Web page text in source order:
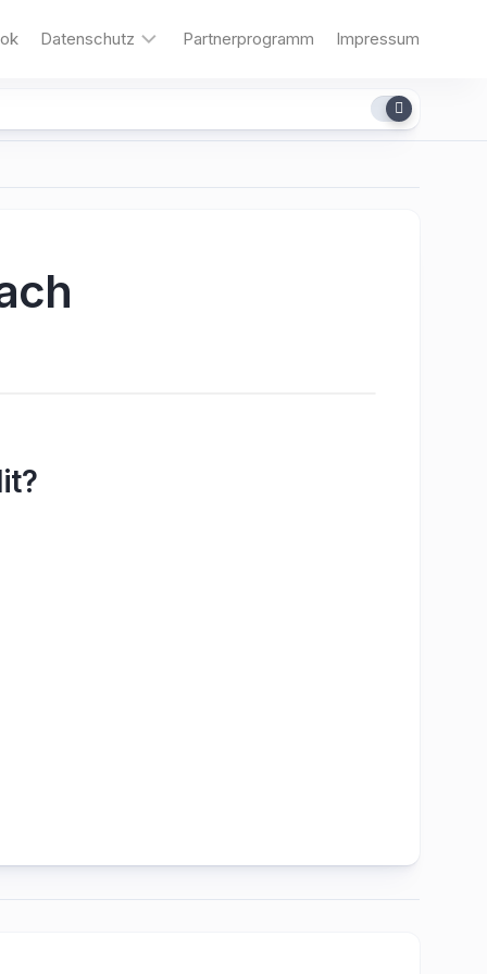
Datenschutz Partnerprogramm Impressum